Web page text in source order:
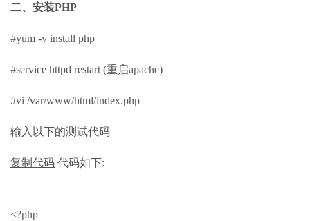
二、安装PHP
#yum -y install php
#service httpd restart (重启apache)
#vi /var/www/html/index.php
输入以下的测试代码
复制代码 代码如下:
<?php